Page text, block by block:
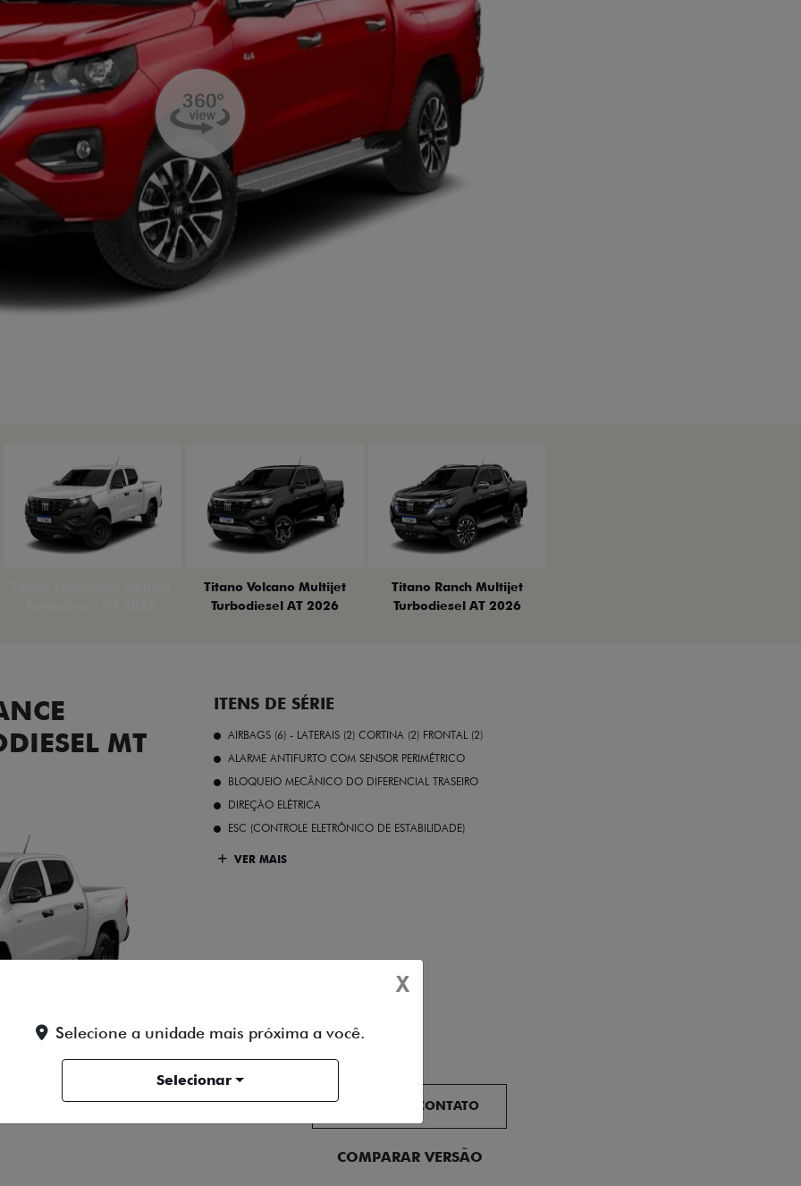
Titano Volcano Multijet
Turbodiesel AT 2026
Titano Ranch Multijet
Turbodiesel AT 2026
MT
ITENS DE SÉRIE
AIRBAGS (6) - LATERAIS (2) CORTINA (2) FRONTAL (2)
ALARME ANTIFURTO COM SENSOR PERIMÉTRICO
BLOQUEIO MECÂNICO DO DIFERENCIAL TRASEIRO
DIREÇÃO ELÉTRICA
ESC (CONTROLE ELETRÔNICO DE ESTABILIDADE)
VER MAIS
FICHA TÉCNICA
ENTRAR EM CONTATO
COMPARAR VERSÃO
X
Selecione a unidade mais próxima a você.
Selecionar